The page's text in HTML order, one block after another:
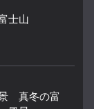
士山
真冬の富